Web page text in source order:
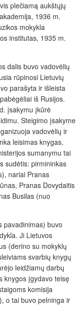
plečiamą aukštųjų
1936 m.
mokykla
institutas, 1935 m.
dalis buvo vadovėlių
rūpinosi Lietuvių
parašyta ir išleista
iš Rusijos.
įsakymu įkūrė
Steigimo įsakyme
vadovėlių ir
leisimas knygas,
sumanymu tai
sudėtis: pirmininkas
nariai Pranas
Pranas Dovydaitis
Busilas (nuo
pavadinimas) buvo
Ji Lietuvos
(derino su mokyklų
svarbių knygų
leidžiamų darbų
knygos įgydavo teisę
komisija
o tai buvo pelninga ir